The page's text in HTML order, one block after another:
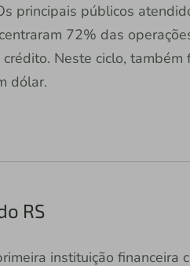
principais públicos
72% das
Neste ciclo, também
dólar.
RS
instituição financeira